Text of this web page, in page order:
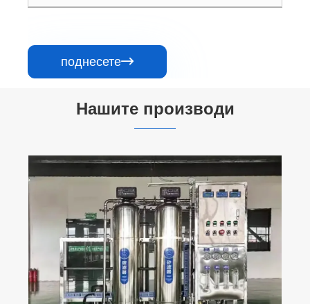
поднесете
Нашите производи